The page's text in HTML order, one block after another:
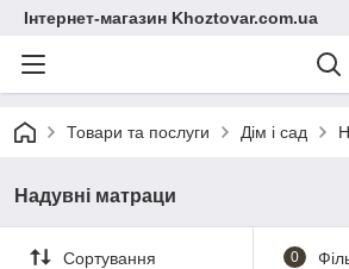
Інтернет-магазин Khoztovar.com.ua
Товари та послуги Дім і сад
Надувні матраци
Сортування 0